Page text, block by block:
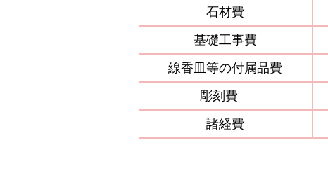
石材費
基礎工事費
線香皿等の付属品費
彫刻費
諸経費